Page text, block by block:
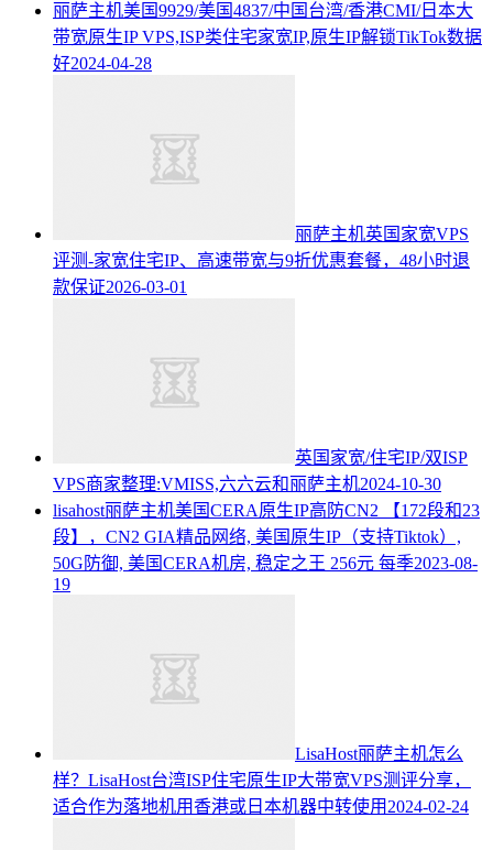
丽萨主机美国9929/美国4837/中国台湾/香港CMI/日本大
带宽原生IP VPS,ISP类住宅家宽IP,原生IP解锁TikTok数据
好2024-04-28
丽萨主机英国家宽VPS
评测-家宽住宅IP、高速带宽与9折优惠套餐，48小时退
款保证2026-03-01
英国家宽/住宅IP/双ISP
VPS商家整理:VMISS,六六云和丽萨主机2024-10-30
lisahost丽萨主机美国CERA原生IP高防CN2 【172段和23
段】，CN2 GIA精品网络, 美国原生IP（支持Tiktok）,
50G防御, 美国CERA机房, 稳定之王 256元 每季2023-08-
19
LisaHost丽萨主机怎么
样？LisaHost台湾ISP住宅原生IP大带宽VPS测评分享，
适合作为落地机用香港或日本机器中转使用 2024-02-24